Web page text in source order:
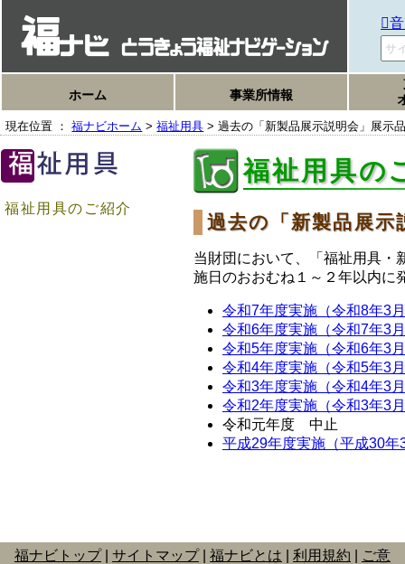
ホーム 事業所情報
現在位置 ：福ナビホーム >福祉用具 > 過去の「新製品展示説明会」展示
福祉用具のご紹介
福祉用具の
過去の「新製品展示
当財団において、「福祉用具・
施日のおおむね１～２年以内に
令和7年度実施（令和8年3
令和6年度実施（令和7年3
令和5年度実施（令和6年3
令和4年度実施（令和5年3
令和3年度実施（令和4年3
令和2年度実施（令和3年3
令和元年度 中止
平成29年度実施（平成30年
福ナビトップ サイトマップ 福ナビとは 利用規約
ご意